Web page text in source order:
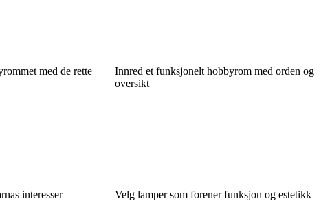
med de rette
Innred et funksjonelt hobbyrom med orden og
oversikt
interesser
Velg lamper som forener funksjon og estetikk